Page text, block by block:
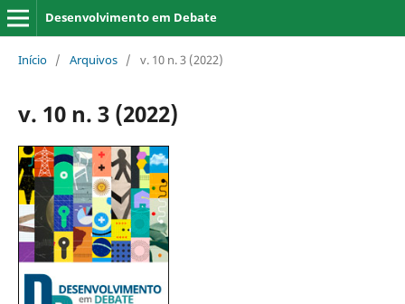
Desenvolvimento em Debate
Início / Arquivos / v. 10 n. 3 (2022)
v. 10 n. 3 (2022)